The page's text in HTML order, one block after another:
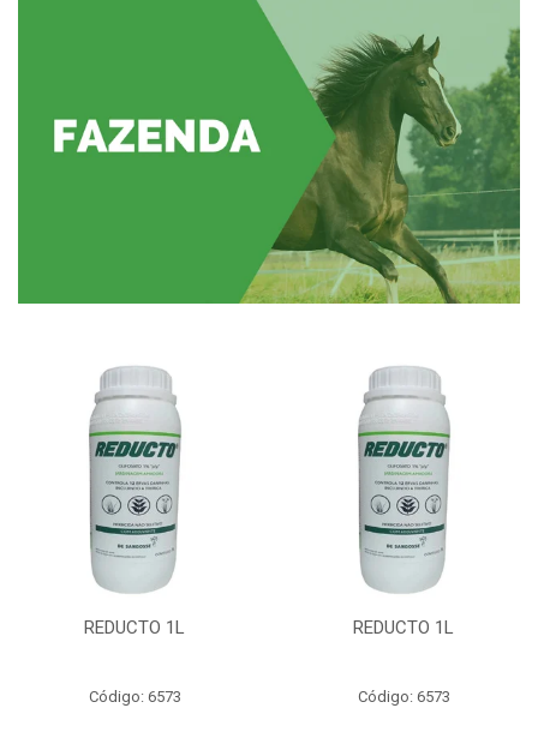
REDUCTO 1L
Código: 6573
REDUCTO 1L
Código: 6573